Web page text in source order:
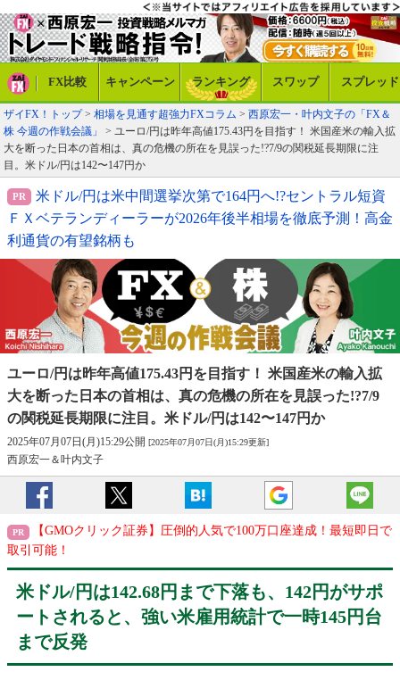
FX比較 キャンペーン ランキング スワップ スプレッド
ザイFX！トップ> 相場を見通す超強力FXコラム > 西原宏一・叶内文子の「FX＆
株 今週の作戦会議」
> ユーロ/円は昨年高値175.43円を目指す！ 米国産米の輸入拡
大を断った日本の首相は、真の危機の所在を見誤った!?7/9の関税延長期限に注
目。米ドル/円は142〜147円か
米ドル/円は米中間選挙次第で164円へ!?セントラル短資
ＦＸベテランディーラーが2026年後半相場を徹底予測！高金
利通貨の有望銘柄も
ユーロ/円は昨年高値175.43円を目指す！ 米国産米の輸入拡
大を断った日本の首相は、真の危機の所在を見誤った!?7/9
の関税延長期限に注目。米ドル/円は142〜147円か
2025年07月07日(月)15:29公開 [2025年07月07日(月)15:29更新]
西原宏一＆叶内文子
【GMOクリック証券】圧倒的人気で100万口座達成！最短即日で
取引可能！
米ドル/円は142.68円まで下落も、142円がサポ
ートされると、強い米雇用統計で一時145円台
まで反発